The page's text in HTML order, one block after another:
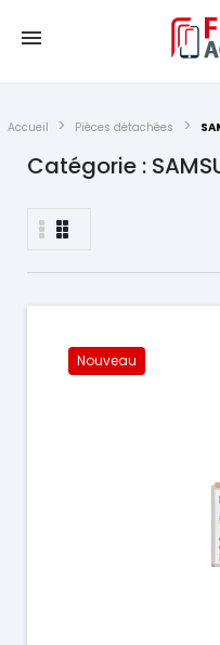
Accueil Pièces détachées
Catégorie :
Nouveau